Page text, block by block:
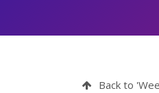
Back to